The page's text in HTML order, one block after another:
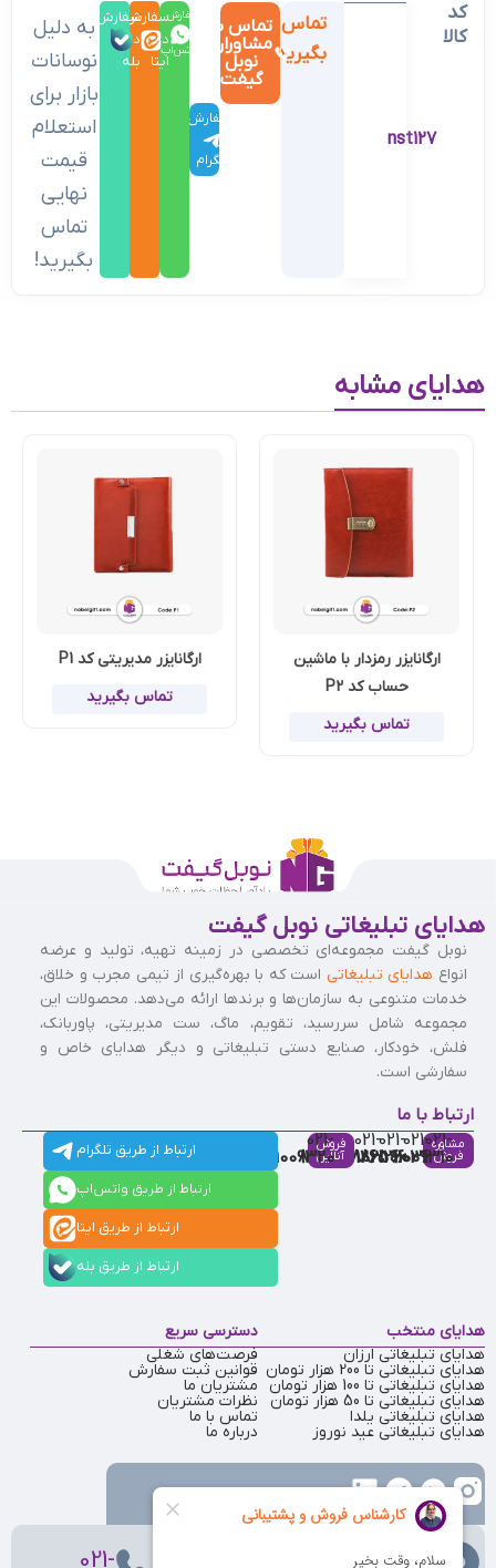
کد
کالا
nst127
تماس
بگیرید
تماس با
مشاوران
نوبل
گیفت
سفارش
در
تلگرام
سفارش
در
واتس‌اپ
سفارش
در
ایتا
سفارش
در
بله
به دلیل
نوسانات
بازار برای
استعلام
قیمت
نهایی
تماس
بگیرید!
هدایای مشابه
ارگانایزر رمزدار با ماشین
حساب کد P2
تماس بگیرید
ارگانایزر مدیریتی کد P1
تماس بگیرید
هدایای تبلیغاتی نوبل گیفت
نوبل گیفت مجموعه‌ای تخصصی در زمینه تهیه، تولید و عرضه
انواع هدایای تبلیغاتی است که با بهره‌گیری از تیمی مجرب و خلاق،
خدمات متنوعی به سازمان‌ها و برندها ارائه می‌دهد. محصولات این
مجموعه شامل سررسید، تقویم، ماگ، ست مدیریتی، پاوربانک،
فلش، خودکار، صنایع دستی تبلیغاتی و دیگر هدایای خاص و
سفارشی است.
ارتباط با ما
مشاوره
فروش
021-
91009310
021-
86126036
021-
86126506
021-
88537803
فروش
آنلاین
021-
91009320
ارتباط از طریق تلگرام
ارتباط از طریق واتس‌اپ
ارتباط از طریق ایتا
ارتباط از طریق بله
هدایای منتخب
هدایای تبلیغاتی ارزان
هدایای تبلیغاتی تا 200 هزار تومان
هدایای تبلیغاتی تا 100 هزار تومان
هدایای تبلیغاتی تا 50 هزار تومان
هدایای تبلیغاتی یلدا
هدایای تبلیغاتی عید نوروز
دسترسی سریع
فرصت‌های شغلی
قوانین ثبت سفارش
مشتریان ما
نظرات مشتریان
تماس با ما
درباره ما
تهران، ولیعصر، بالاتر از بهشتی، 021-